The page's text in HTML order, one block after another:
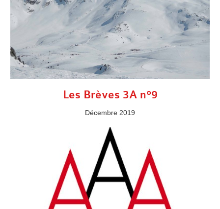
Les Brèves 3A n°9
Décembre 2019